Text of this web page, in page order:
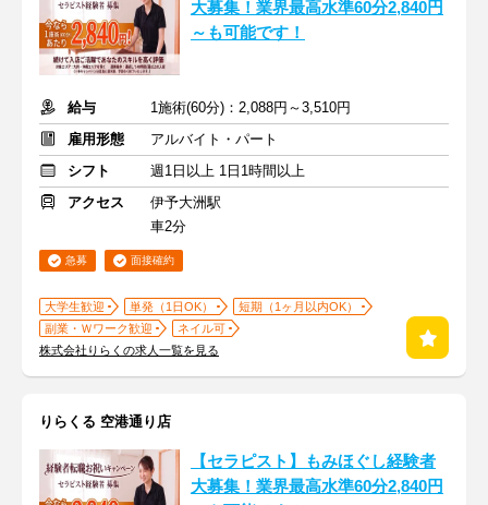
大募集！業界最高水準60分2,840円
～も可能です！
給与
1施術(60分)：2,088円～3,510円
雇用形態
アルバイト・パート
シフト
週1日以上 1日1時間以上
アクセス
伊予大洲駅
車2分
急募 面接確約
大学生歓迎 単発（1日OK）
短期（1ヶ月以内OK）
副業・Ｗワーク歓迎
ネイル可
株式会社りらくの求人一覧を見る
りらくる 空港通り店
【セラピスト】もみほぐし経験者
大募集！業界最高水準60分2,840円